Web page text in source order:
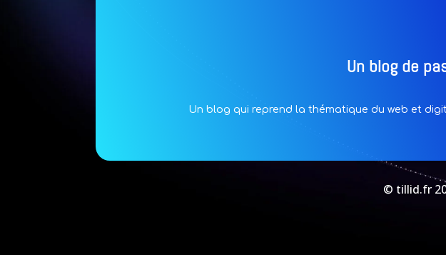
Un blog de
Un blog qui reprend la thématique du web et
© tillid.fr